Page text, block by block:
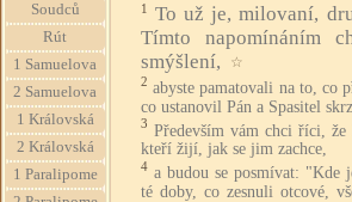
Soudců
Rút
1 Samuelova
2 Samuelova
1 Královská
2 Královská
1 Paralipome
1
To už je, milovaní,
Tímto napomínáním
smýšlení,
☆
2 abyste pamatovali na to, co
co ustanovil Pán a Spasitel
3 Především vám chci říci,
kteří žijí, jak se jim zachce,
4 a budou se posmívat: "Kde
té doby, co zesnuli otcové,